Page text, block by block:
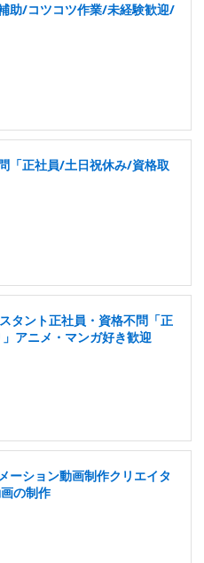
助/コツコツ作業/未経験歓迎/
「正社員/土日祝休み/資格取
タント正社員・資格不問「正
アニメ・マンガ好き歓迎
ーション動画制作クリエイタ
の制作